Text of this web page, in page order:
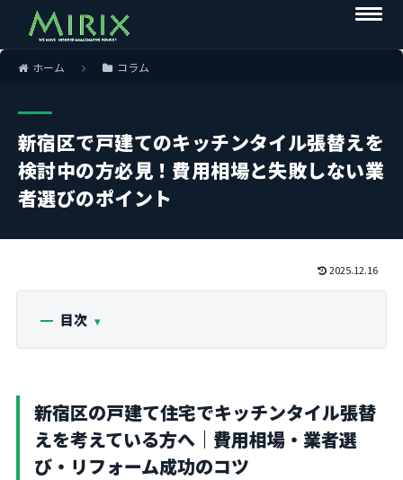
ホーム コラム
新宿区で戸建てのキッチンタイル張替えを
検討中の方必見！費用相場と失敗しない業
者選びのポイント
2025.12.16
目次
新宿区の戸建て住宅でキッチンタイル張替
えを考えている方へ｜費用相場・業者選
び・リフォーム成功のコツ